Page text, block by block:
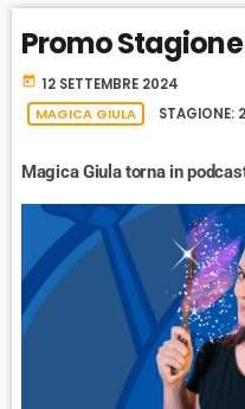
L
A
B
A
C
K
R
A
T
E
A
C
W
A
R
D
Promo
today 12 SETTEMBRE 2024
MAGICA GIULA
STAGIONE:
Magica Giula torna in